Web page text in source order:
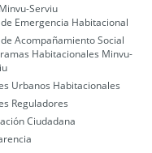
Serviu
Emergencia Habitacional
Acompañamiento Social
Habitacionales Minvu-
Urbanos Habitacionales
Reguladores
Ciudadana